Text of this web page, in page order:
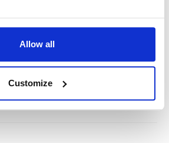
Allow all
Customize
Nabídky práce v Holandsku
Available positions:2/2
Position is open for: